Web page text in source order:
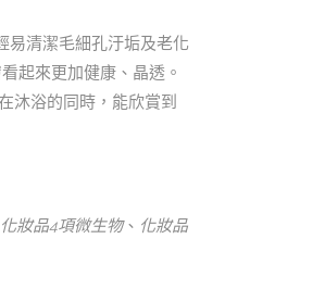
易清潔毛細孔汙垢及老化
起來更加健康、晶透。
沐浴的同時，能欣賞到
化妝品4項微生物、 化妝品